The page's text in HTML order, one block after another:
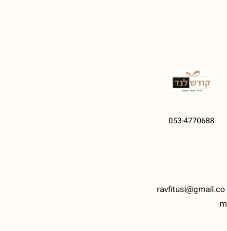
053-4770688
ravfitusi@gmail.co
m